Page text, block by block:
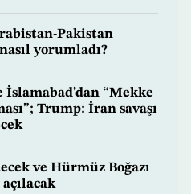
Pakistan
yorumladı?
“Mekke
Trump: İran savaşı
ve Hürmüz Boğazı